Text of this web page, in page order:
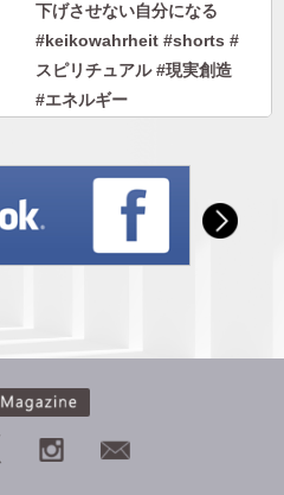
下げさせない自分になる
#keikowahrheit #shorts #
スピリチュアル #現実創造
#エネルギー
【私のヘミシンク体験】フ
で身を投げた過去世の自分